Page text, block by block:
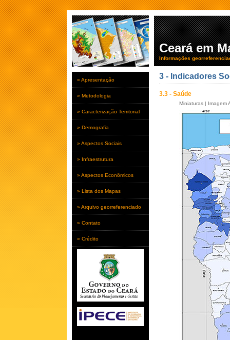
Ceará em
Informações
» Apresentação
» Metodologia
» Caracterização Territorial
» Demografia
» Aspectos Sociais
» Infraestrutura
» Aspectos Econômicos
» Lista dos Mapas
» Arquivo georreferenciado
» Contato
» Crédito
3 - Indicadores
3.3 - Saúde
Miniaturas | Imagem